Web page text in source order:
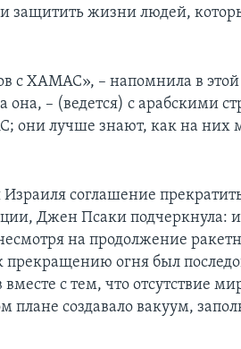
защитить жизни людей,
с ХАМАС», – напомнила в
– (ведется) с арабскими
они лучше знают, как на них
Израиля соглашение
Джен Псаки подчеркнула:
на продолжение
прекращению огня был
с тем, что отсутствие
плане создавало вакуум,